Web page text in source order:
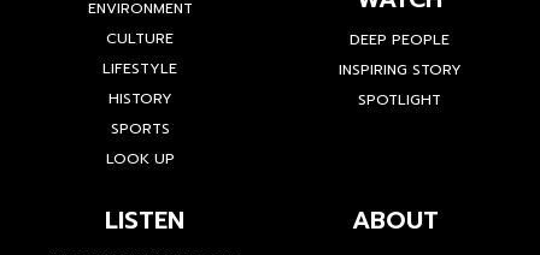
ENVIRONMENT
CULTURE
LIFESTYLE
HISTORY
SPORTS
LOOK UP
DEEP PEOPLE
INSPIRING STORY
SPOTLIGHT
LISTEN ABOUT